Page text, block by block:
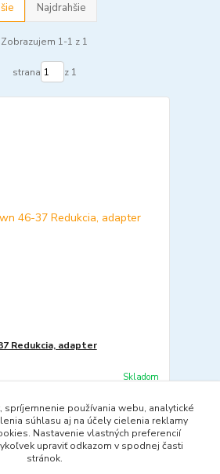
Najdrahšie
Zobrazujem 1-1 z 1
strana z 1
Redukcia, adapter
Skladom
Pridať do košíka
strana
spríjemnenie používania webu, analytické
súhlasu aj na účely cielenia reklamy
Nastavenie vlastných preferencií
upraviť odkazom v spodnej časti
stránok.